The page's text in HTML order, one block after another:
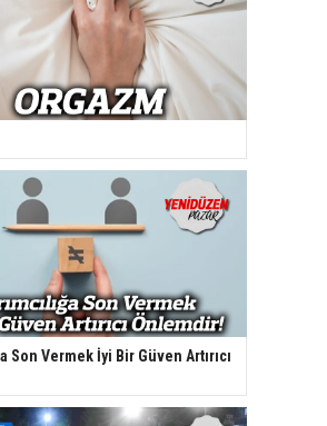
Son Vermek İyi Bir Güven Artırıcı